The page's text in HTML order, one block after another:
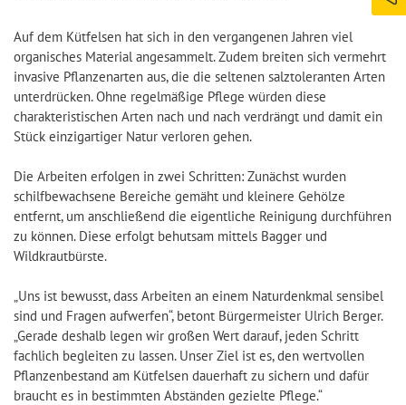
Auf dem Kütfelsen hat sich in den vergangenen Jahren viel
organisches Material angesammelt. Zudem breiten sich vermehrt
invasive Pflanzenarten aus, die die seltenen salztoleranten Arten
unterdrücken. Ohne regelmäßige Pflege würden diese
charakteristischen Arten nach und nach verdrängt und damit ein
Stück einzigartiger Natur verloren gehen.
Die Arbeiten erfolgen in zwei Schritten: Zunächst wurden
schilfbewachsene Bereiche gemäht und kleinere Gehölze
entfernt, um anschließend die eigentliche Reinigung durchführen
zu können. Diese erfolgt behutsam mittels Bagger und
Wildkrautbürste.
„Uns ist bewusst, dass Arbeiten an einem Naturdenkmal sensibel
sind und Fragen aufwerfen“, betont Bürgermeister Ulrich Berger.
„Gerade deshalb legen wir großen Wert darauf, jeden Schritt
fachlich begleiten zu lassen. Unser Ziel ist es, den wertvollen
Pflanzenbestand am Kütfelsen dauerhaft zu sichern und dafür
braucht es in bestimmten Abständen gezielte Pflege.“